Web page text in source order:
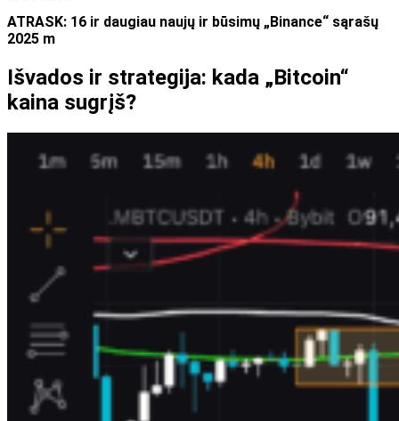
ATRASK: 16 ir daugiau naujų ir būsimų „Binance“ sąrašų
2025 m
Išvados ir strategija: kada „Bitcoin“
kaina sugrįš?